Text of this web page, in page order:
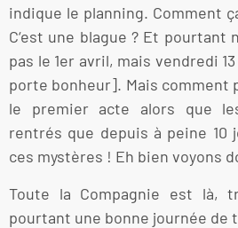
indique le planning. Comment
C‘est une blague ? Et pourtant
pas le 1er avril, mais vendredi
porte bonheur]. Mais comment
le premier acte alors que
rentrés que depuis à peine 10
ces mystères ! Eh bien voyons
Toute la Compagnie est là,
pourtant une bonne journée de